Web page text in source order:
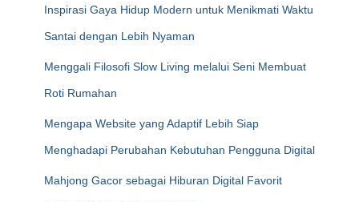
Inspirasi Gaya Hidup Modern untuk Menikmati Waktu
Santai dengan Lebih Nyaman
Menggali Filosofi Slow Living melalui Seni Membuat
Roti Rumahan
Mengapa Website yang Adaptif Lebih Siap
Menghadapi Perubahan Kebutuhan Pengguna Digital
Mahjong Gacor sebagai Hiburan Digital Favorit